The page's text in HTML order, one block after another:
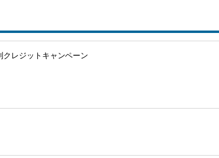
レジットキャンペーン